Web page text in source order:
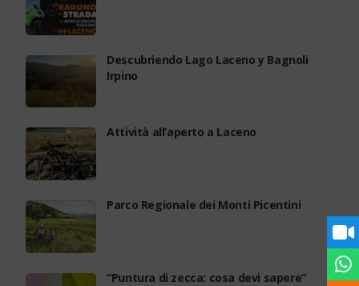
Descubriendo Lago Laceno y Bagnoli
Irpino
Attività all’aperto a Laceno
Parco Regionale dei Monti Picentini
“Puntura di zecca: cosa devi sapere”